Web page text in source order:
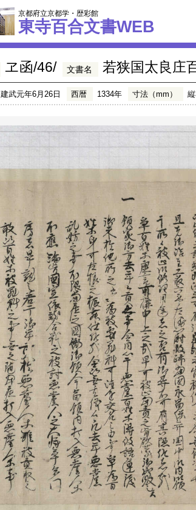
京都府立京都学・歴彩館
東寺百合文書WEB
ヱ函/46/ 文書名 若狭国太良庄
建武元年6月26日 西暦 1334年 寸法（mm）